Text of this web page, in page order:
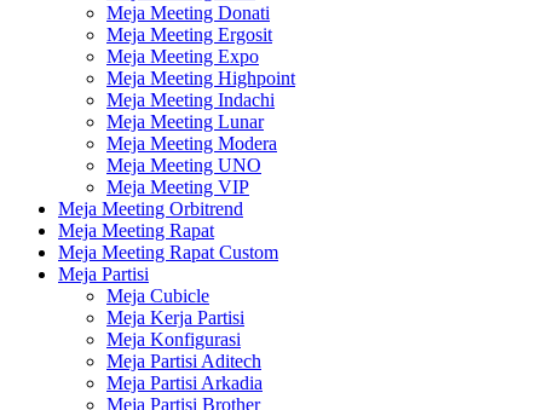
Meja Meeting Donati
Meja Meeting Ergosit
Meja Meeting Expo
Meja Meeting Highpoint
Meja Meeting Indachi
Meja Meeting Lunar
Meja Meeting Modera
Meja Meeting UNO
Meja Meeting VIP
Meja Meeting Orbitrend
Meja Meeting Rapat
Meja Meeting Rapat Custom
Meja Partisi
Meja Cubicle
Meja Kerja Partisi
Meja Konfigurasi
Meja Partisi Aditech
Meja Partisi Arkadia
Meja Partisi Brother